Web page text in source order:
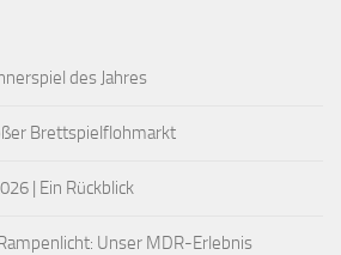
des Jahres
Brettspielflohmarkt
| Ein Rückblick
Unser MDR-Erlebnis